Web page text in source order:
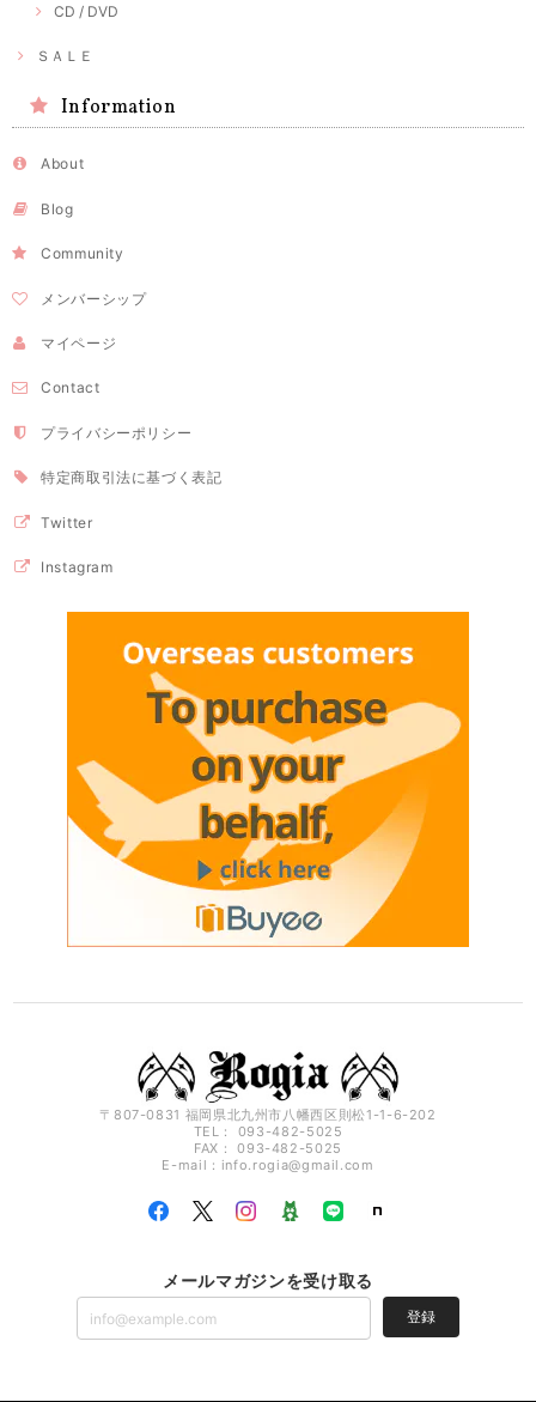
CD / DVD
ＳＡＬＥ
Information
About
Blog
Community
メンバーシップ
マイページ
Contact
プライバシーポリシー
特定商取引法に基づく表記
Twitter
Instagram
〒807-0831 福岡県北九州市八幡西区則松1-1-6-202
TEL： 093-482-5025
FAX： 093-482-5025
E-mail： info.rogia@gmail.com
メールマガジンを受け取る
登録